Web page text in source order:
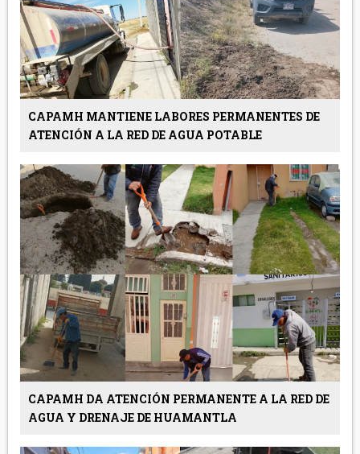
CAPAMH MANTIENE LABORES PERMANENTES DE
ATENCIÓN A LA RED DE AGUA POTABLE
CAPAMH DA ATENCIÓN PERMANENTE A LA RED DE
AGUA Y DRENAJE DE HUAMANTLA